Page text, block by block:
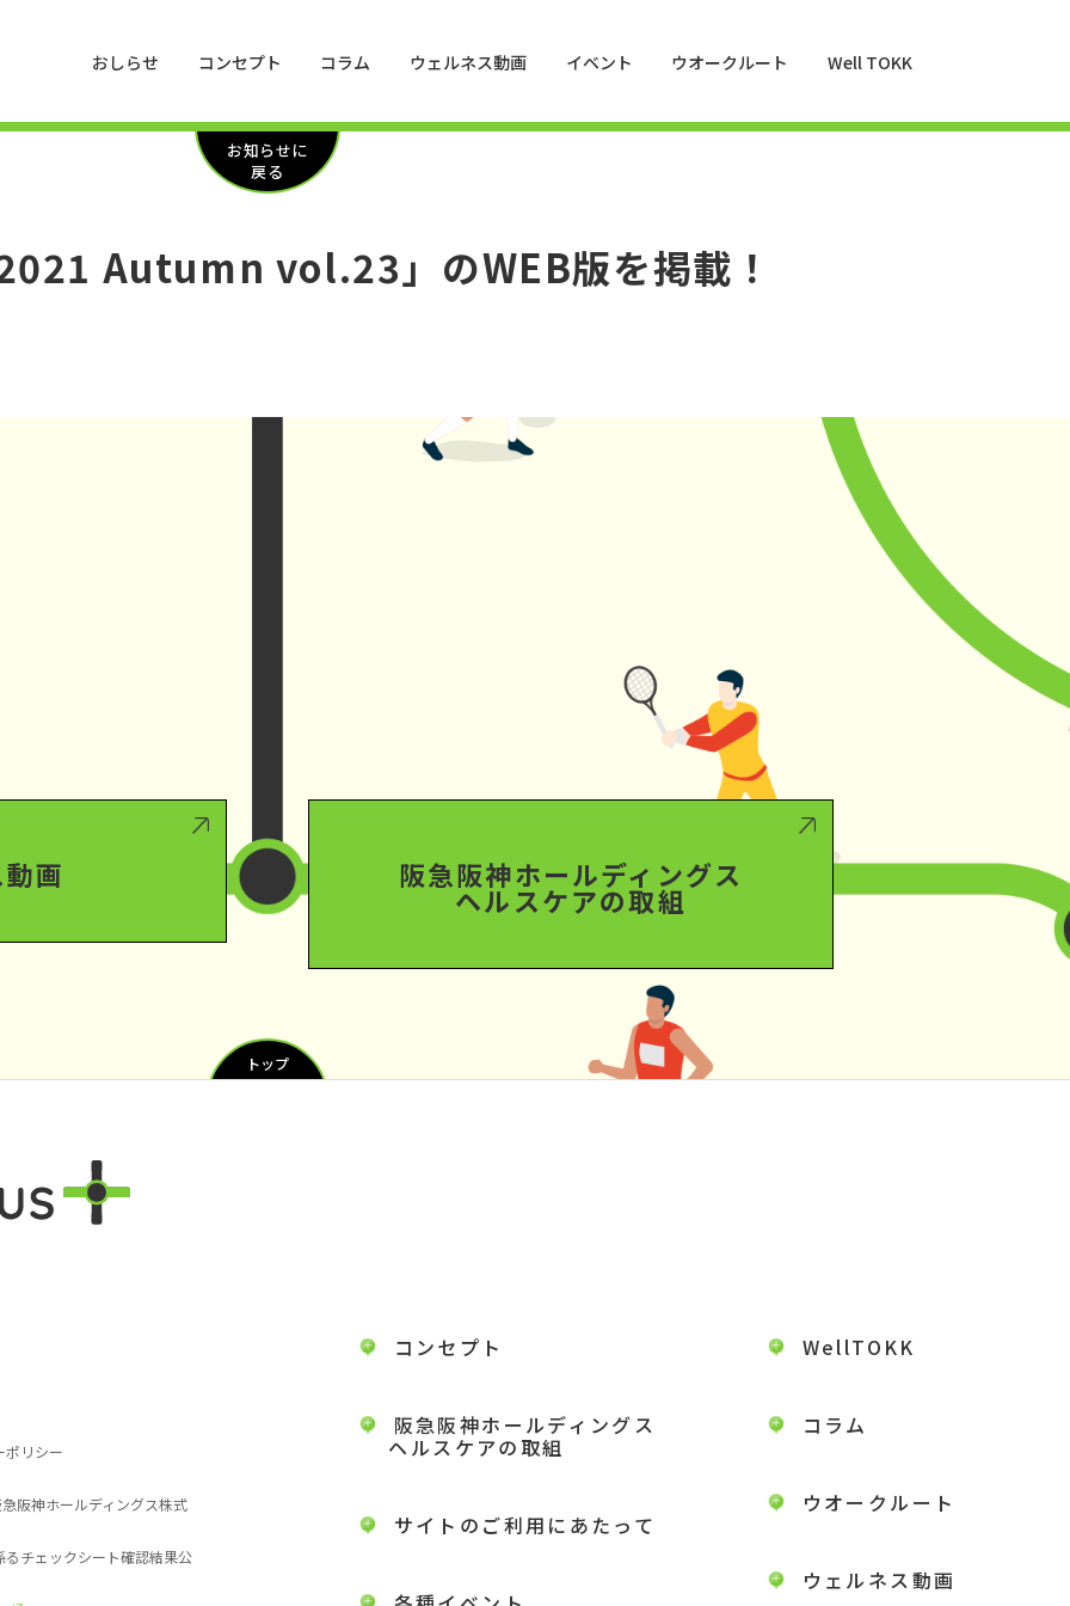
おしらせ コンセプト コラム ウェルネス動画 イベント ウオークルート Well TOKK
お知らせに
戻る
Autumn vol.23」のWEB版を掲載！
画 阪急阪神ホールディングス
ヘルスケアの取組
トップ
コンセプト
阪急阪神ホールディングス
ヘルスケアの取組
サイトのご利用にあたって
WellTOKK
コラム
ウオークルート
ウェルネス動画
ポリシー
阪神ホールディングス株式
るチェックシート確認結果公